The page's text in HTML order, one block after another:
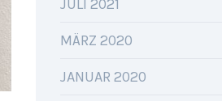
JULI 2021
MÄRZ 2020
JANUAR 2020